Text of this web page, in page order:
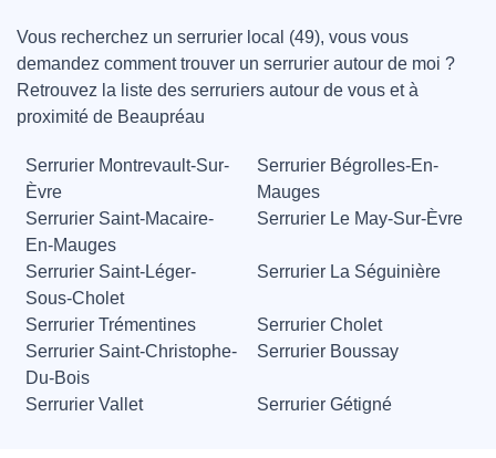
Vous recherchez un serrurier local (49), vous vous
demandez comment trouver un serrurier autour de moi ?
Retrouvez la liste des serruriers autour de vous et à
proximité de Beaupréau
Serrurier Montrevault-Sur-
Èvre
Serrurier Bégrolles-En-
Mauges
Serrurier Saint-Macaire-
En-Mauges
Serrurier Le May-Sur-Èvre
Serrurier Saint-Léger-
Sous-Cholet
Serrurier La Séguinière
Serrurier Trémentines
Serrurier Cholet
Serrurier Saint-Christophe-
Du-Bois
Serrurier Boussay
Serrurier Vallet Serrurier Gétigné